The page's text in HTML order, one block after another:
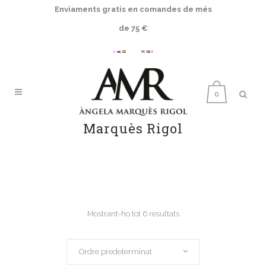
Enviaments gratis en comandes de més
de 75 €
0
Marquès Rigol
Mostrant-ho tot 6 resultats
Ordre predeterminat